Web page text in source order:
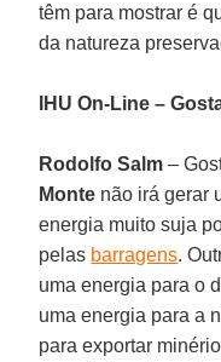
têm para mostrar é
da natureza
IHU On-Line –
Rodolfo Salm –
Monte não irá gerar
energia muito suja
pelas barragens.
uma energia para o
uma energia para a
para exportar